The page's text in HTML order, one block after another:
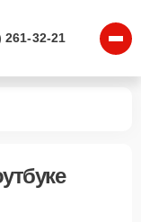
261-32-21